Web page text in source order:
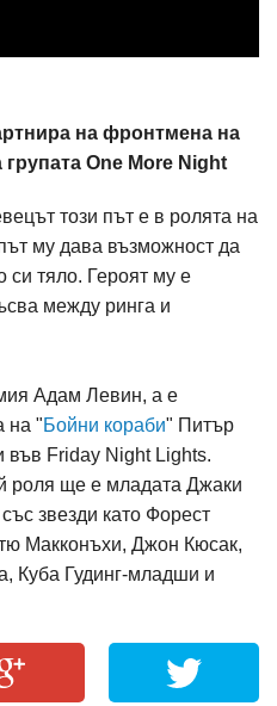
на фронтмена на
One More Night
този път е в ролята на
му дава възможност да
си тяло. Героят му е
между ринга и
Адам Левин, а е
на "Бойни кораби" Питър
във Friday Night Lights.
роля ще е младата Джаки
звезди като Форест
Макконъхи, Джон Кюсак,
Куба Гудинг-младши и